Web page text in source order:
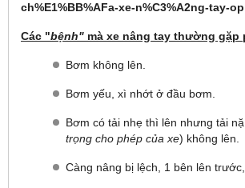
ch%E1%BB%AFa-xe-n%C3%A2ng-tay-
Các "bệnh" mà xe nâng tay thường gặp
Bơm không lên.
Bơm yếu, xì nhớt ở đầu bơm.
Bơm có tải nhẹ thì lên nhưng tải
trọng cho phép của xe) không lên.
Càng nâng bị lệch, 1 bên lên